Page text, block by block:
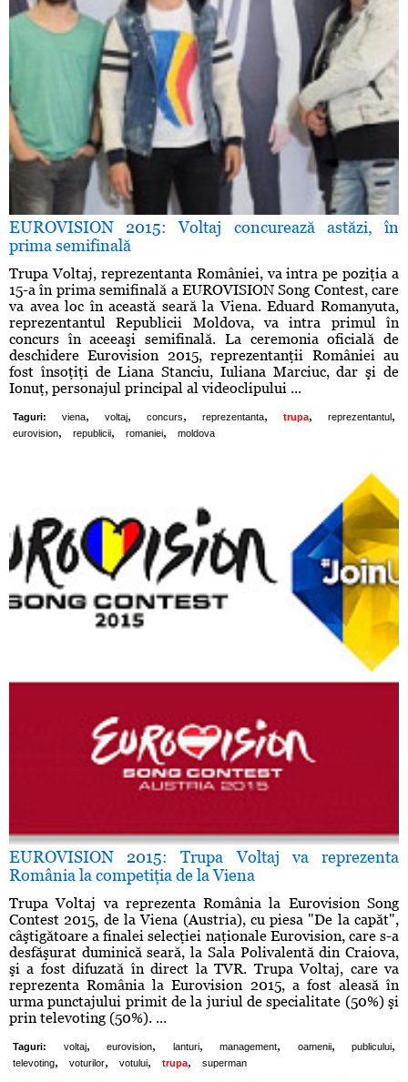
EUROVISION 2015: Voltaj concurează astăzi, în
prima semifinală
Trupa Voltaj, reprezentanta României, va intra pe poziţia a
15-a în prima semifinală a EUROVISION Song Contest, care
va avea loc în această seară la Viena. Eduard Romanyuta,
reprezentantul Republicii Moldova, va intra primul în
concurs în aceeaşi semifinală. La ceremonia oficială de
deschidere Eurovision 2015, reprezentanţii României au
fost însoţiţi de Liana Stanciu, Iuliana Marciuc, dar şi de
Ionuţ, personajul principal al videoclipului ...
Taguri: viena, voltaj, concurs, reprezentanta, trupa, reprezentantul ,
eurovision, republicii, romaniei, moldova
EUROVISION 2015: Trupa Voltaj va reprezenta
România la competiţia de la Viena
Trupa Voltaj va reprezenta România la Eurovision Song
Contest 2015, de la Viena (Austria), cu piesa "De la capăt",
câştigătoare a finalei selecţiei naţionale Eurovision, care s-a
desfăşurat duminică seară, la Sala Polivalentă din Craiova,
şi a fost difuzată în direct la TVR. Trupa Voltaj, care va
reprezenta România la Eurovision 2015, a fost aleasă în
urma punctajului primit de la juriul de specialitate (50%) şi
prin televoting (50%). ...
Taguri: voltaj, eurovision, lanturi, management, oamenii, publicului,
televoting, voturilor, votului, trupa, superman